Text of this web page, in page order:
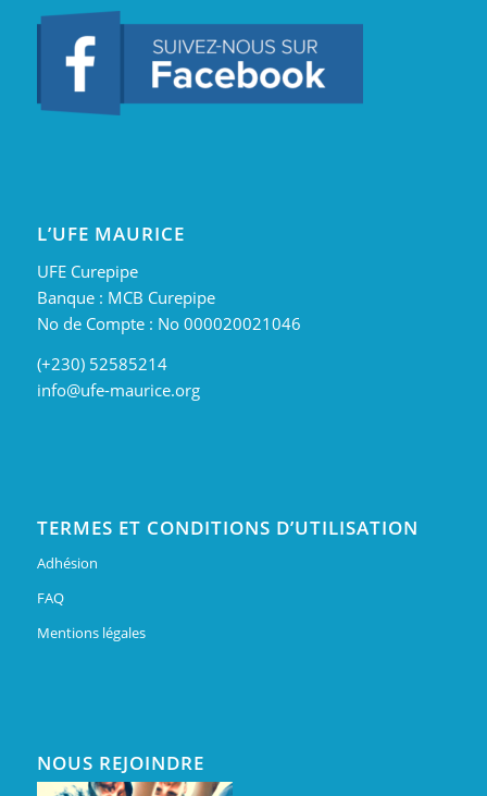
L’UFE MAURICE
UFE Curepipe
Banque : MCB Curepipe
No de Compte : No 000020021046
(+230) 52585214
info@ufe-maurice.org
TERMES ET CONDITIONS D’UTILISATION
Adhésion
FAQ
Mentions légales
NOUS REJOINDRE